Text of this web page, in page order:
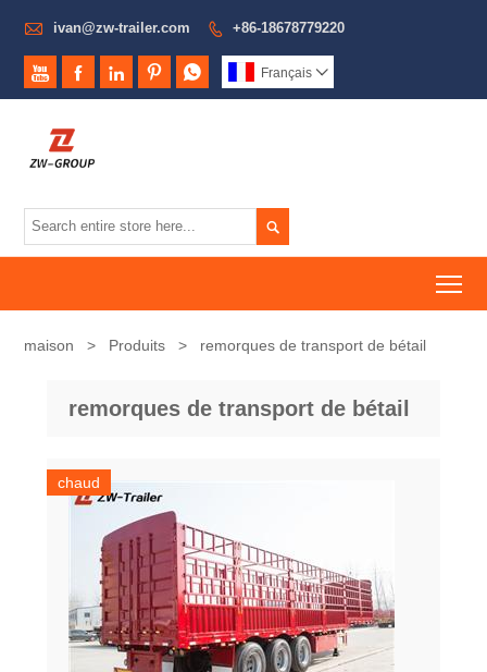
 ivan@zw-trailer.com  +86-18678779220
     Français 

maison > Produits > remorques de transport de bétail
remorques de transport de bétail
chaud